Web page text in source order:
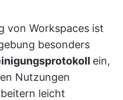
von Workspaces ist
besonders
ein,
Nutzungen
leicht